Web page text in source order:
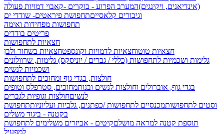
(אינדיאנים, ויקינגים)המערב הפרוע - בוקרים -קאבוי דמויות פעולה
וגיבורים קלאסייםתחפושת פיראטים- שודדי ים
תחפושות מפחידות ואימה
פריטים בודדים
חצאיות לתחפושות
חצאיות טוטוחצאיות לדמויות וקונספטחצאיות בשחור ולבן
גלימות ושכמיות לתחפושות (כללי / גברים / יוניסקס) גלימות, שרוולונים
ושכמיות לנשים
חולצות, בגדי גוף ומחוכים לתחפושות
בגדי גוף, אוברולים וחולצות לנשים ובנותמחוכים, סטרפלס וטופים
לנשיםחולצות וגופיות לגברים
וסטים לתחפושותמכנסיים לתחפושות /כפתנים, גלביות ועליוניותתחפושת
בקטנה - ביגוד משלים
תוספת קטנה למראה מושלםקיטים - אביזרים משלימים לתחפושת
למפעיל